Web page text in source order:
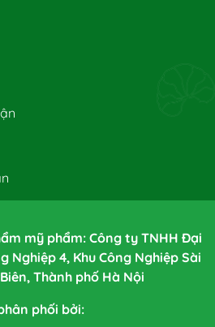
mỹ phẩm: Công ty TNHH Đại
Nghiệp 4, Khu Công Nghiệp Sài
Thành phố Hà Nội
phối bởi: